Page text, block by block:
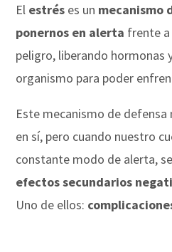
El estrés es un mecanismo
ponernos en alerta frente
peligro, liberando hormonas
organismo para poder
Este mecanismo de
en sí, pero cuando nuestro
constante modo de alerta,
efectos secundarios
Uno de ellos: